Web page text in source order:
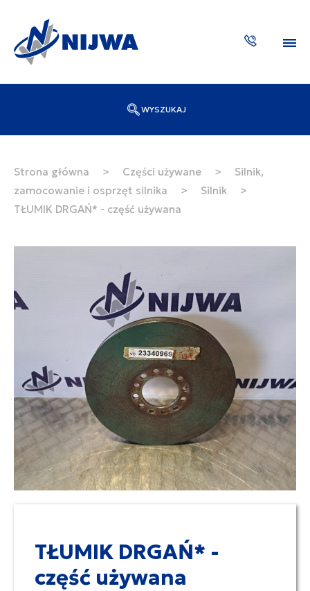
WYSZUKAJ
SZUKAJ
Strona główna > Części używane >
Silnik,
zamocowanie i osprzęt silnika
> Silnik
>
TŁUMIK DRGAŃ* - część używana
TŁUMIK DRGAŃ* -
część używana